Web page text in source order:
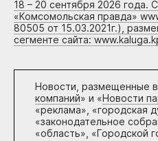
18 – 20 сентября 2026 года.
«Комсомольская правда»
80505 от 15.03.2021г.),
сегменте сайта:
Новости, размещенные
компаний» и «Новости
«реклама», «городская
«законодательное
«область», «Городской